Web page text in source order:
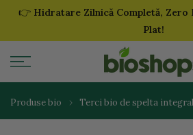
Sari
👉 Hidratare Zilnică Completă, Zero
Plat!
Produse bio Terci bio de spelta